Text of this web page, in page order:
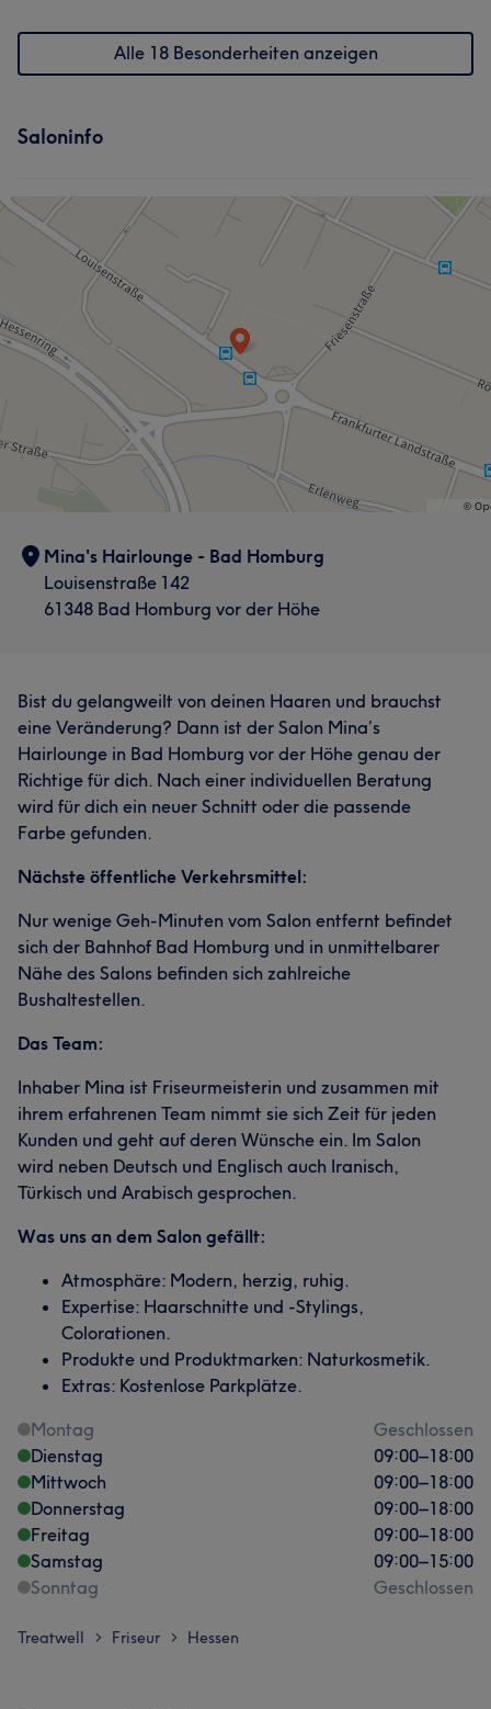
Alle 18 Besonderheiten anzeigen
Saloninfo
Mina's Hairlounge - Bad Homburg
Louisenstraße 142
61348 Bad Homburg vor der Höhe
Bist du gelangweilt von deinen Haaren und brauchst
eine Veränderung? Dann ist der Salon Mina’s
Hairlounge in Bad Homburg vor der Höhe genau der
Richtige für dich. Nach einer individuellen Beratung
wird für dich ein neuer Schnitt oder die passende
Farbe gefunden.
Nächste öffentliche Verkehrsmittel:
Nur wenige Geh-Minuten vom Salon entfernt befindet
sich der Bahnhof Bad Homburg und in unmittelbarer
Nähe des Salons befinden sich zahlreiche
Bushaltestellen.
Das Team:
Inhaber Mina ist Friseurmeisterin und zusammen mit
ihrem erfahrenen Team nimmt sie sich Zeit für jeden
Kunden und geht auf deren Wünsche ein. Im Salon
wird neben Deutsch und Englisch auch Iranisch,
Türkisch und Arabisch gesprochen.
Was uns an dem Salon gefällt:
Atmosphäre: Modern, herzig, ruhig.
Expertise: Haarschnitte und -Stylings,
Colorationen.
Produkte und Produktmarken: Naturkosmetik.
Extras: Kostenlose Parkplätze.
Montag
Geschlossen
Dienstag
09:00–18:00
Mittwoch
09:00–18:00
Donnerstag
09:00–18:00
Freitag
09:00–18:00
Samstag
09:00–15:00
Sonntag
Geschlossen
Treatwell > Friseur > Hessen